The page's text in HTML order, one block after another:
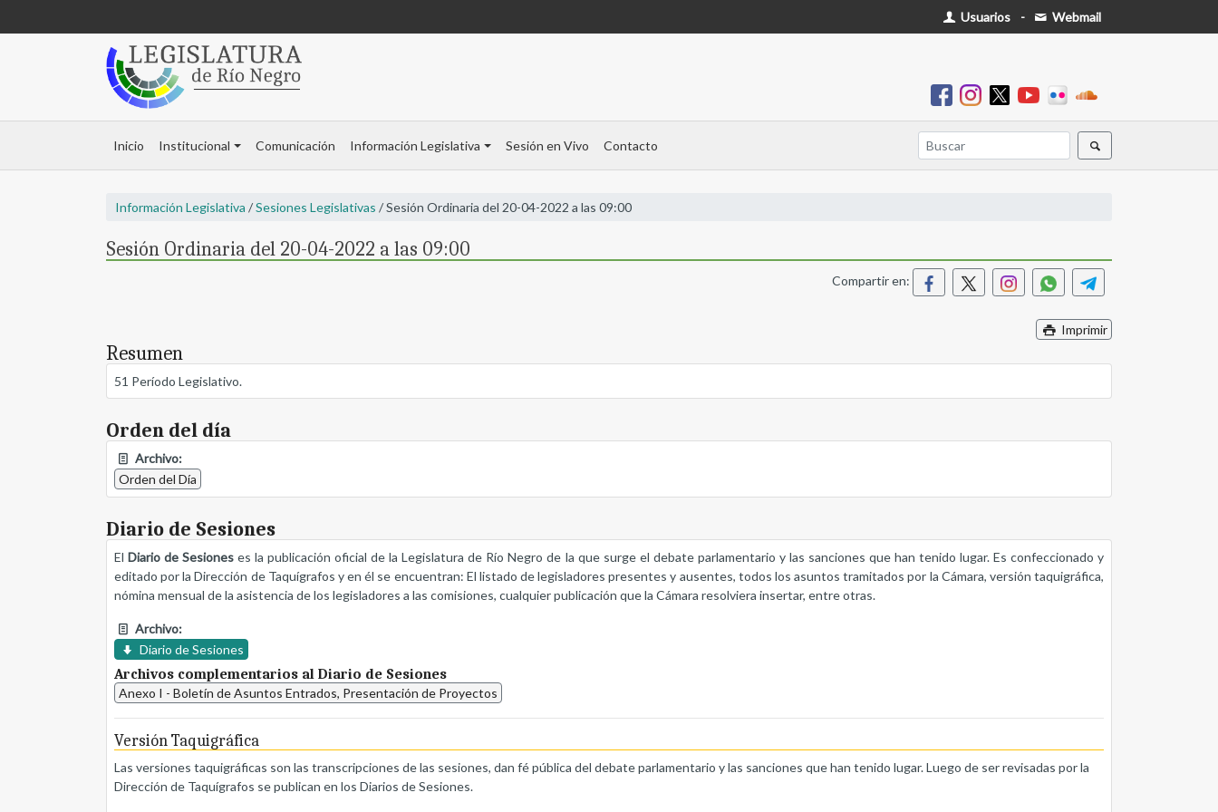
Usuarios - Webmail
Inicio Institucional Comunicación Información Legislativa Sesión en Vivo Contacto
Información Legislativa /Sesiones Legislativas / Sesión Ordinaria del 20-04-2022 a las 09:00
Sesión Ordinaria del 20-04-2022 a las 09:00
Compartir en:
Imprimir
Resumen
51 Período Legislativo.
Orden del día
Archivo:
Orden del Día
Diario de Sesiones
ElDiario de Sesiones es la publicación oficial de la Legislatura de Río Negro de la que surge el debate parlamentario y las sanciones que han tenido lugar. Es confeccionado y
editado por la Dirección de Taquígrafos y en él se encuentran: El listado de legisladores presentes y ausentes, todos los asuntos tramitados por la Cámara, versión taquigráfica,
nómina mensual de la asistencia de los legisladores a las comisiones, cualquier publicación que la Cámara resolviera insertar, entre otras.
Archivo:
Diario de Sesiones
Archivos complementarios al Diario de Sesiones
Anexo I - Boletín de Asuntos Entrados, Presentación de Proyectos
Versión Taquigráfica
Las versiones taquigráficas son las transcripciones de las sesiones, dan fé pública del debate parlamentario y las sanciones que han tenido lugar. Luego de ser revisadas por la
Dirección de Taquígrafos se publican en los Diarios de Sesiones.